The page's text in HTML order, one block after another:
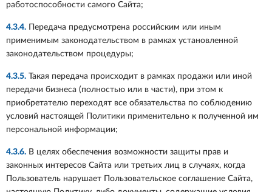
работоспособности самого Сайта;
4.3.4. Передача предусмотрена российским или иным
применимым законодательством в рамках установленной
законодательством процедуры;
4.3.5. Такая передача происходит в рамках продажи или иной
передачи бизнеса (полностью или в части), при этом к
приобретателю переходят все обязательства по соблюдению
условий настоящей Политики применительно к полученной им
персональной информации;
4.3.6. В целях обеспечения возможности защиты прав и
законных интересов Сайта или третьих лиц в случаях, когда
Пользователь нарушает Пользовательское соглашение Сайта,